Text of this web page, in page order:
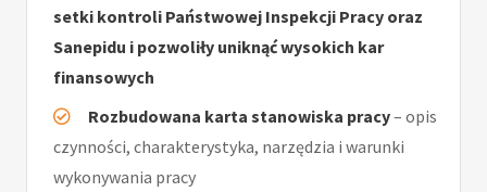
setki kontroli Państwowej Inspekcji Pracy oraz
Sanepidu i pozwoliły uniknąć wysokich kar
finansowych
Rozbudowana karta stanowiska pracy– opis
czynności, charakterystyka, narzędzia i warunki
wykonywania pracy